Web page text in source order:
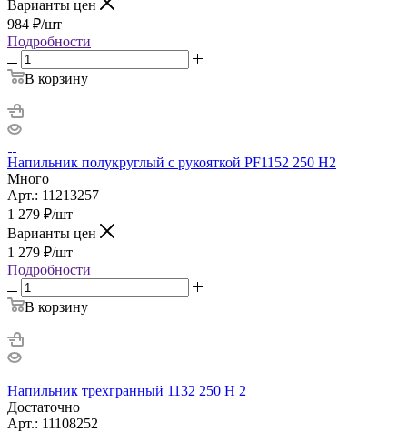
Варианты цен
984 ₽/шт
Подробности
В корзину
Напильник полукруглый с рукояткой PF1152 250 H2
Много
Арт.: 11213257
1 279 ₽/шт
Варианты цен
1 279 ₽/шт
Подробности
В корзину
Напильник трехгранный 1132 250 H 2
Достаточно
Арт.: 11108252